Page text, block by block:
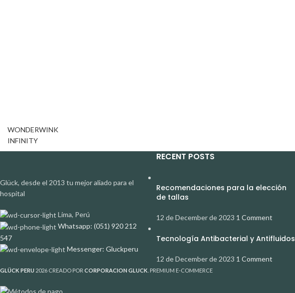
WONDERWINK
INFINITY
Glück, desde el 2013 tu mejor aliado para el
hospital
Lima, Perú
Whatsapp: (051) 920 212
547
Messenger: Gluckperu
RECENT POSTS
Recomendaciones para la elección
de tallas
12 de December de 2023 1 Comment
Tecnología Antibacterial y Antifluidos
12 de December de 2023 1 Comment
GLÜCK PERU 2026 CREADO POR CORPORACION GLUCK . PREMIUM E-COMMERCE